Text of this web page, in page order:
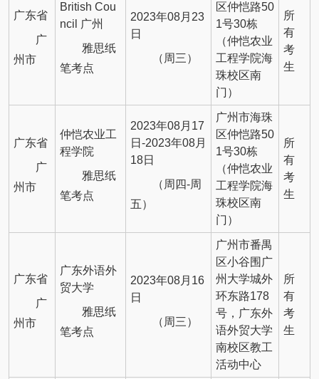
广东省
广
州市
British Cou
ncil 广州
雅思纸
笔考点
2023年08月23
日
（周三）
区仲恺路50
1号30栋
（仲恺农业
工程学院海
珠校区南
门）
所
有
考
生
广东省
广
州市
仲恺农业工
程学院
雅思纸
笔考点
2023年08月17
日-2023年08月
18日
（周四-周
五）
广州市海珠
区仲恺路50
1号30栋
（仲恺农业
工程学院海
珠校区南
门）
所
有
考
生
广东省
广
州市
广东外语外
贸大学
雅思纸
笔考点
2023年08月16
日
（周三）
广州市番禺
区小谷围广
州大学城外
环东路178
号，广东外
语外贸大学
南校区教工
活动中心
所
有
考
生